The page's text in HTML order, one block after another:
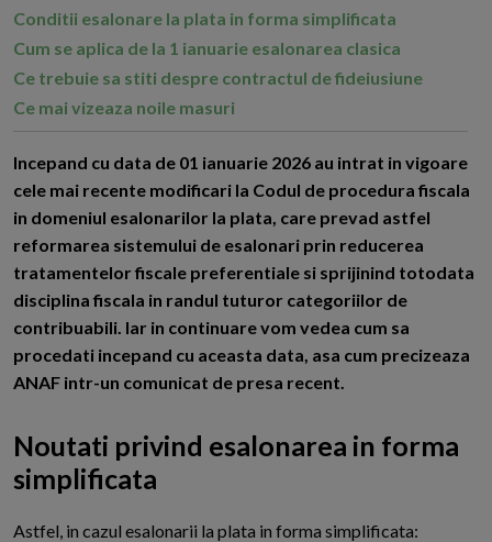
Conditii esalonare la plata in forma simplificata
Cum se aplica de la 1 ianuarie esalonarea clasica
Ce trebuie sa stiti despre contractul de fideiusiune
Ce mai vizeaza noile masuri
Incepand cu data de 01 ianuarie 2026 au intrat in vigoare
cele mai recente modificari la Codul de procedura fiscala
in domeniul esalonarilor la plata, care prevad astfel
reformarea sistemului de esalonari prin reducerea
tratamentelor fiscale preferentiale si sprijinind totodata
disciplina fiscala in randul tuturor categoriilor de
contribuabili. Iar in continuare vom vedea cum sa
procedati incepand cu aceasta data, asa cum precizeaza
ANAF intr-un comunicat de presa recent.
Noutati privind esalonarea in forma
simplificata
Astfel, in cazul esalonarii la plata in forma simplificata: